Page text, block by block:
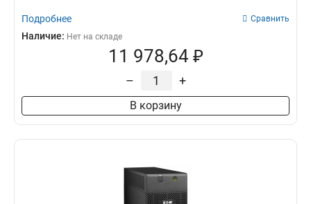
Подробнее Сравнить
Наличие: Нет на складе
11 978,64 ₽
– +
В корзину